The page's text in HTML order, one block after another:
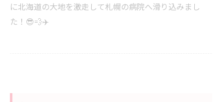
に北海道の大地を激走して札幌の病院へ滑り込みまし
た！😎💨✈️